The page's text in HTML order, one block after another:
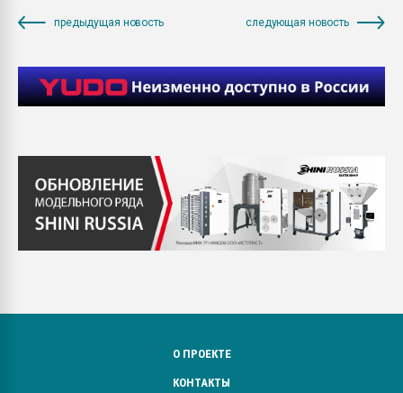
предыдущая новость следующая новость
О ПРОЕКТЕ
КОНТАКТЫ